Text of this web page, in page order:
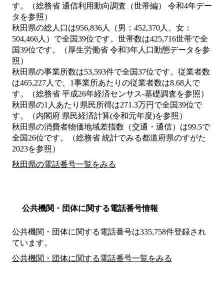
す。（総務省 通信利用動向調査（世帯編） 令和4年デー
タを参照）
秋田県の総人口は956,836人（男：452,370人、女：
504,466人）で全国39位です。世帯数は425,716世帯で全
国39位です。（厚生労働省 令和3年人口動態データを参
照）
秋田県の事業所数は53,593件で全国37位です。従業者数
は465,227人で、1事業所あたりの従業者数は8.68人で
す。（総務省 平成26年経済センサス‐基礎調査を参照）
秋田県の1人あたり県民所得は271.3万円で全国39位で
す。（内閣府 県民経済計算(令和元年度)を参照）
秋田県の消費者物価地域差指数（交通・通信）は99.5で
全国26位です。（総務省 統計でみる都道府県のすがた
2023を参照）
秋田県の電話番号一覧をみる
公共機関・団体に関する電話番号情報
公共機関・団体に関する電話番号は335,758件登録され
ています。
公共機関・団体に関する電話番号一覧をみる